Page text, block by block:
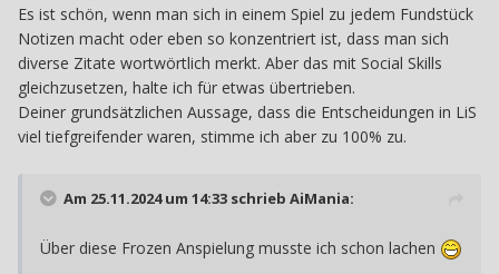
Es ist schön, wenn man sich in einem Spiel zu jedem Fundstück
Notizen macht oder eben so konzentriert ist, dass man sich
diverse Zitate wortwörtlich merkt. Aber das mit Social Skills
gleichzusetzen, halte ich für etwas übertrieben.
Deiner grundsätzlichen Aussage, dass die Entscheidungen in LiS
viel tiefgreifender waren, stimme ich aber zu 100% zu.
Am 25.11.2024 um 14:33 schrieb AiMania:
Über diese Frozen Anspielung musste ich schon lachen